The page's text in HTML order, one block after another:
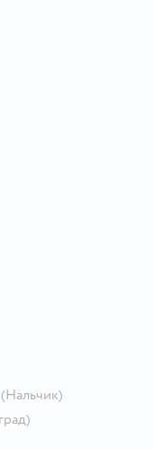
(Нальчик)